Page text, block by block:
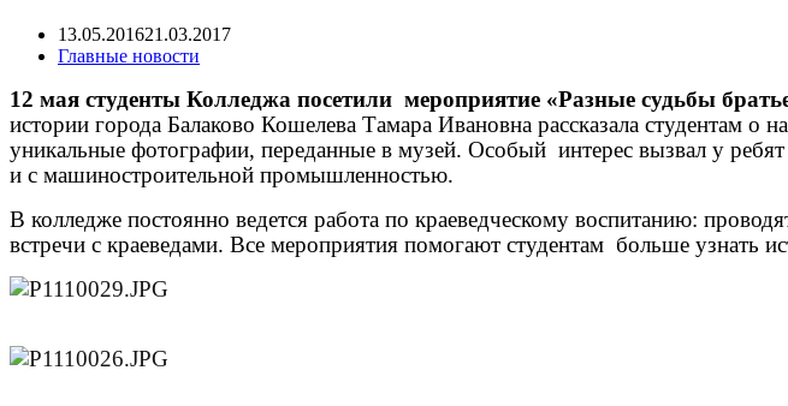
13.05.201621.03.2017
Главные новости
12 мая студенты Колледжа посетили мероприятие «Разные судьбы
истории города Балаково Кошелева Тамара Ивановна рассказала студентам
уникальные фотографии, переданные в музей. Особый интерес вызвал у
и с машиностроительной промышленностью.
В колледже постоянно ведется работа по краеведческому воспитанию:
встречи с краеведами. Все мероприятия помогают студентам больше узнать